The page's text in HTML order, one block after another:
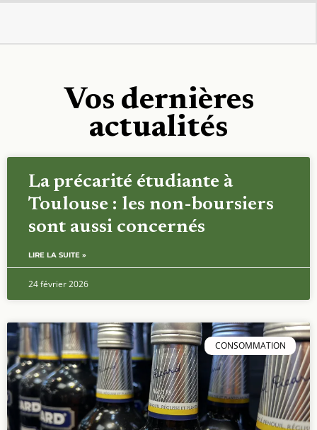
Vos dernières
actualités
La précarité étudiante à
Toulouse : les non-boursiers
sont aussi concernés
LIRE LA SUITE »
24 février 2026
CONSOMMATION